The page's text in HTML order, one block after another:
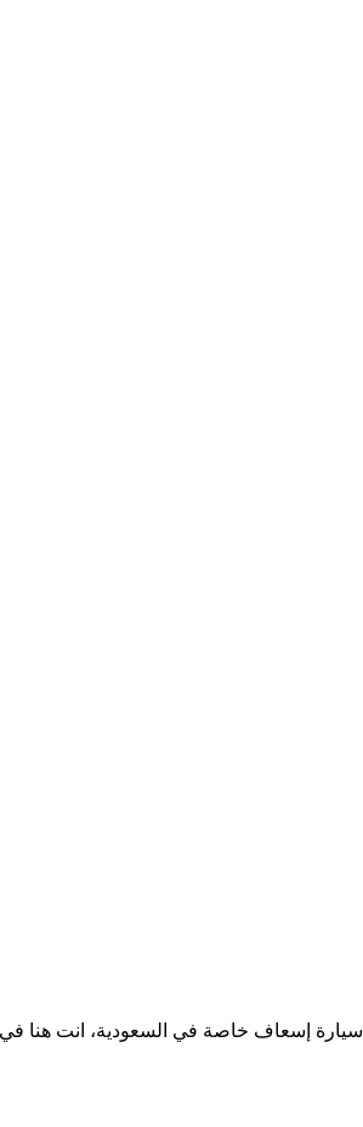
إسعاف خاصة في السعودية، انت هنا في